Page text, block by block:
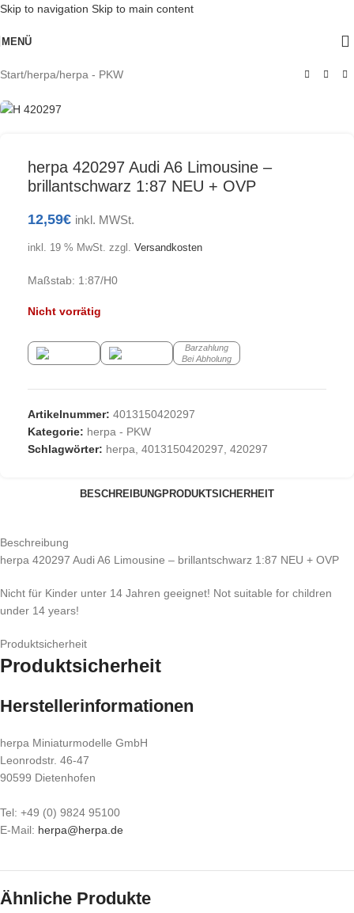
Skip to navigation Skip to main content
MENÜ
Start/herpa/herpa - PKW
Ausverkauft
herpa 420297 Audi A6 Limousine –
brillantschwarz 1:87 NEU + OVP
12,59€ inkl. MWSt.
inkl. 19 % MwSt. zzgl. Versandkosten
Maßstab: 1:87/H0
Nicht vorrätig
Barzahlung
Bei Abholung
Artikelnummer: 4013150420297
Kategorie: herpa - PKW
Schlagwörter: herpa, 4013150420297, 420297
BESCHREIBUNGPRODUKTSICHERHEIT
Beschreibung
herpa 420297 Audi A6 Limousine – brillantschwarz 1:87 NEU + OVP
Nicht für Kinder unter 14 Jahren geeignet! Not suitable for children
under 14 years!
Produktsicherheit
Produktsicherheit
Herstellerinformationen
herpa Miniaturmodelle GmbH
Leonrodstr. 46-47
90599 Dietenhofen
Tel: +49 (0) 9824 95100
E-Mail: herpa@herpa.de
Ähnliche Produkte